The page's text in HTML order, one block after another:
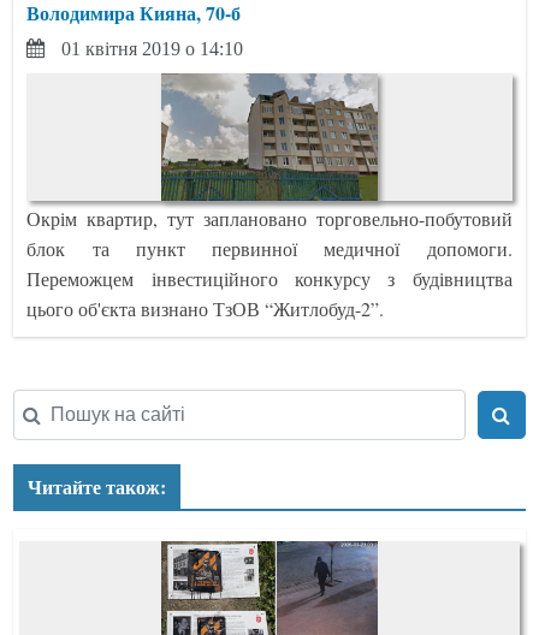
Володимира Кияна, 70-б
01 квітня 2019 о 14:10
Окрім квартир, тут заплановано торговельно-побутовий
блок та пункт первинної медичної допомоги.
Переможцем інвестиційного конкурсу з будівництва
цього об'єкта визнано ТзОВ “Житлобуд-2”.
Читайте також: